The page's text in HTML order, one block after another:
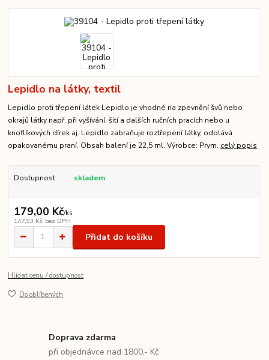
Lepidlo na látky, textil
Lepidlo proti třepení látek Lepidlo je vhodné na zpevnění švů nebo
okrajů látky např. při vyšívání, šití a dalších ručních pracích nebo u
knoflíkových dírek aj. Lepidlo zabraňuje roztřepení látky, odolává
opakovanému praní. Obsah balení je 22,5 ml. Výrobce: Prym. celý popis
Dostupnost skladem
179,00 Kč/ks
147,93 Kč bez DPH
Přidat do košíku
Hlídat cenu / dostupnost
Do oblíbených
Doprava zdarma
při objednávce nad 1800,- Kč